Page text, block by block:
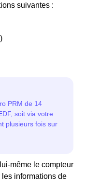
suivantes :
même le compteur
les informations de